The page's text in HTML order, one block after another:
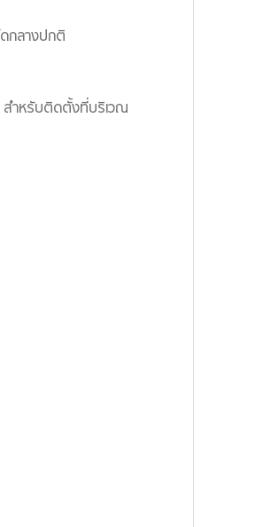
กลางปกติ
สำหรับติดตั้งที่บริเวณ